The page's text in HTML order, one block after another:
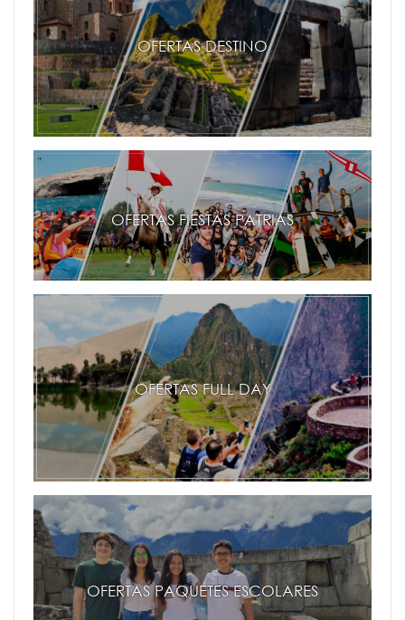
OFERTAS DESTINO
OFERTAS FIESTAS PATRIAS
OFERTAS FULL DAY
OFERTAS PAQUETES ESCOLARES